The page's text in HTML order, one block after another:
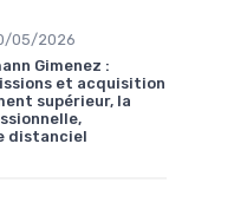
05/2026
Gimenez :
et acquisition
supérieur, la
distanciel